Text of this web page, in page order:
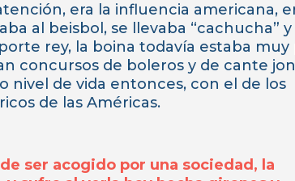
era la influencia americana,
al beisbol, se llevaba “cachucha” y
rey, la boina todavía estaba muy
concursos de boleros y de cante
nivel de vida entonces, con el de los
de las Américas.
ser acogido por una sociedad, la